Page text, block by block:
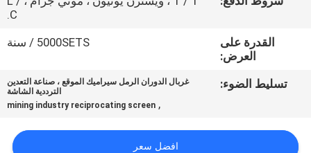
الجودة
اتصل
C.
القدرة على
العرض:
5000SETS / سنة
تسليط الضوء:
غربال الدوران الرمل سيراميك الموقع ، صناعة التعدين
الترددية الشاشة
,
mining industry reciprocating screen
افضل سعر